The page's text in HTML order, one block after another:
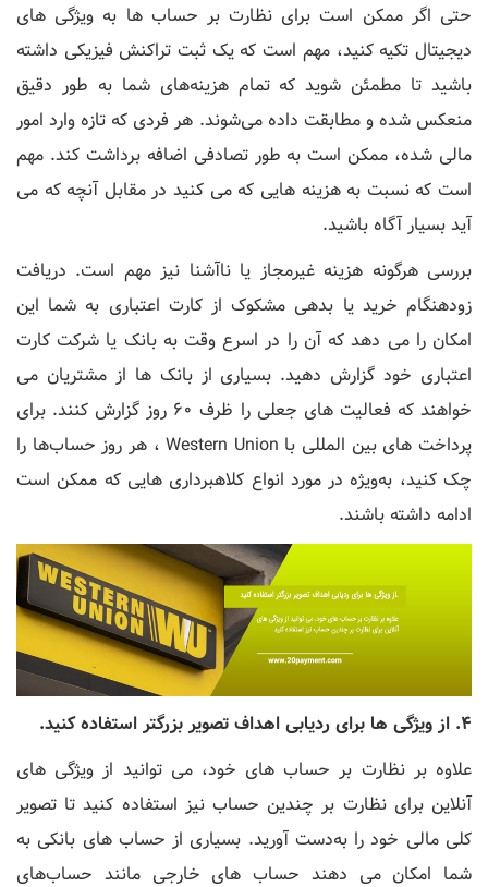
حتی اگر ممکن است برای نظارت بر حساب ‌ها به ویژگی ‌های
دیجیتال تکیه کنید، مهم است که یک ثبت تراکنش فیزیکی داشته
باشید تا مطمئن شوید که تمام هزینه‌های شما به طور دقیق
منعکس شده و مطابقت داده می‌شوند. هر فردی که تازه وارد امور
مالی شده، ممکن است به طور تصادفی اضافه برداشت کند. مهم
است که نسبت به هزینه هایی که می کنید در مقابل آنچه که می
آید بسیار آگاه باشید.
بررسی هرگونه هزینه غیرمجاز یا ناآشنا نیز مهم است. دریافت
زودهنگام خرید یا بدهی مشکوک از کارت اعتباری به شما این
امکان را می دهد که آن را در اسرع وقت به بانک یا شرکت کارت
اعتباری خود گزارش دهید. بسیاری از بانک ها از مشتریان می
خواهند که فعالیت های جعلی را ظرف 60 روز گزارش کنند. برای
پرداخت های بین المللی با Western Union ، هر روز حساب‌ها را
چک کنید، به‌ویژه در مورد انواع کلاهبرداری ‌هایی که ممکن است
ادامه داشته باشند.
4. از ویژگی ها برای ردیابی اهداف تصویر بزرگتر استفاده کنید.
علاوه بر نظارت بر حساب‌ های خود، می ‌توانید از ویژگی‌ های
آنلاین برای نظارت بر چندین حساب نیز استفاده کنید تا تصویر
کلی مالی خود را به‌دست آورید. بسیاری از حساب ‌های بانکی به
شما امکان می ‌دهند حساب‌ های خارجی مانند حساب‌های